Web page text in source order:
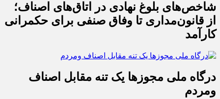
شاخص‌های بلوغ نهادی در اتاق‌های اصناف؛
از قانون‌مداری تا وفاق صنفی برای حکمرانی
کارآمد
درگاه ملی مجوزها یک تنه مقابل اصناف
ومردم